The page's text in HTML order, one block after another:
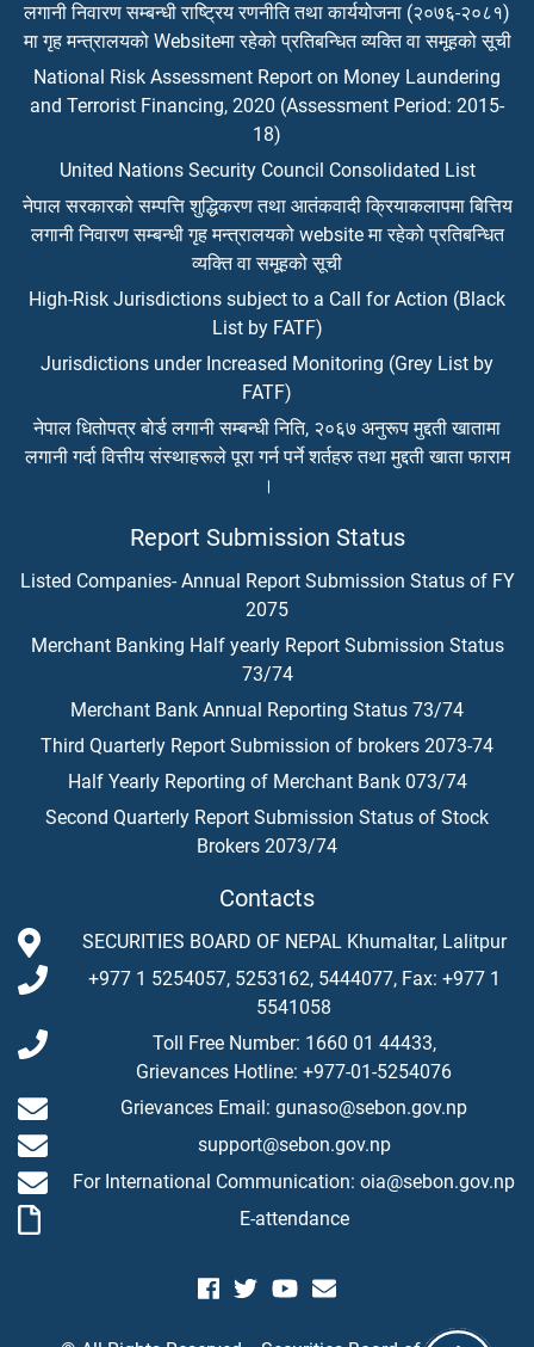
लगानी निवारण सम्बन्धी राष्ट्रिय रणनीति तथा कार्ययोजना (२०७६-२०८१)
मा गृह मन्त्रालयको Websiteमा रहेको प्रतिबन्धित व्यक्ति वा समूहको सूची
National Risk Assessment Report on Money Laundering
and Terrorist Financing, 2020 (Assessment Period: 2015-
18)
United Nations Security Council Consolidated List
नेपाल सरकारको सम्पत्ति शुद्धिकरण तथा आतंकवादी क्रियाकलापमा बित्तिय
लगानी निवारण सम्बन्धी गृह मन्त्रालयको website मा रहेको प्रतिबन्धित
व्यक्ति वा समूहको सूची
High-Risk Jurisdictions subject to a Call for Action (Black
List by FATF)
Jurisdictions under Increased Monitoring (Grey List by
FATF)
नेपाल धितोपत्र बोर्ड लगानी सम्बन्धी निति, २०६७ अनुरूप मुद्दती खातामा
लगानी गर्दा वित्तीय संस्थाहरूले पूरा गर्न पर्ने शर्तहरु तथा मुद्दती खाता फाराम
।
Report Submission Status
Listed Companies- Annual Report Submission Status of FY
2075
Merchant Banking Half yearly Report Submission Status
73/74
Merchant Bank Annual Reporting Status 73/74
Third Quarterly Report Submission of brokers 2073-74
Half Yearly Reporting of Merchant Bank 073/74
Second Quarterly Report Submission Status of Stock
Brokers 2073/74
Contacts
SECURITIES BOARD OF NEPAL Khumaltar, Lalitpur
+977 1 5254057, 5253162, 5444077, Fax: +977 1
5541058
Toll Free Number: 1660 01 44433,
Grievances Hotline: +977-01-5254076
Grievances Email: gunaso@sebon.gov.np
support@sebon.gov.np
For International Communication: oia@sebon.gov.np
E-attendance